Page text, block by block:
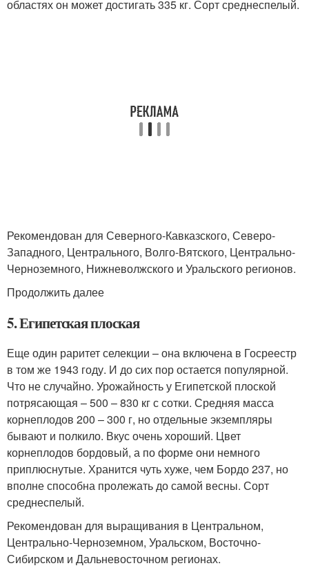
областях он может достигать 335 кг. Сорт среднеспелый.
Рекомендован для Северного-Кавказского, Северо-
Западного, Центрального, Волго-Вятского, Центрально-
Черноземного, Нижневолжского и Уральского регионов.
Продолжить далее
5. Египетская плоская
Еще один раритет селекции – она включена в Госреестр
в том же 1943 году. И до сих пор остается популярной.
Что не случайно. Урожайность у Египетской плоской
потрясающая – 500 – 830 кг с сотки. Средняя масса
корнеплодов 200 – 300 г, но отдельные экземпляры
бывают и полкило. Вкус очень хороший. Цвет
корнеплодов бордовый, а по форме они немного
приплюснутые. Хранится чуть хуже, чем Бордо 237, но
вполне способна пролежать до самой весны. Сорт
среднеспелый.
Рекомендован для выращивания в Центральном,
Центрально-Черноземном, Уральском, Восточно-
Сибирском и Дальневосточном регионах.